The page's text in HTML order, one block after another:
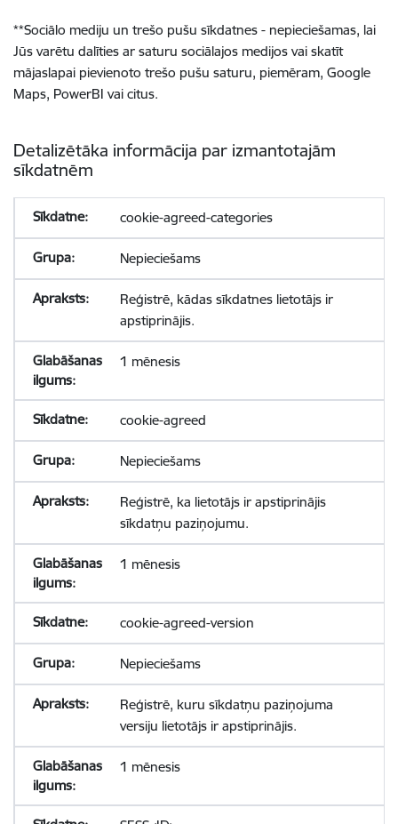
**Sociālo mediju un trešo pušu sīkdatnes - nepieciešamas, lai
Jūs varētu dalīties ar saturu sociālajos medijos vai skatīt
mājaslapai pievienoto trešo pušu saturu, piemēram, Google
Maps, PowerBI vai citus.
Detalizētāka informācija par izmantotajām
sīkdatnēm
cookie-agreed-categories
Nepieciešams
Reģistrē, kādas sīkdatnes lietotājs ir
apstiprinājis.
1 mēnesis
cookie-agreed
Nepieciešams
Reģistrē, ka lietotājs ir apstiprinājis
sīkdatņu paziņojumu.
1 mēnesis
cookie-agreed-version
Nepieciešams
Reģistrē, kuru sīkdatņu paziņojuma
versiju lietotājs ir apstiprinājis.
1 mēnesis